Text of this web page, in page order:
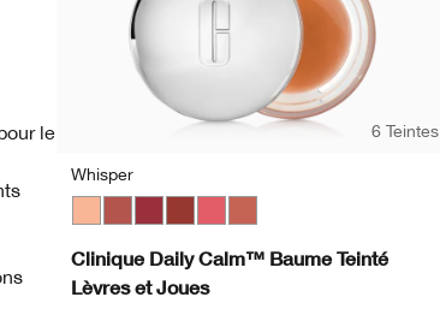
le
6 Teintes
Whisper
Clinique Daily Calm™ Baume Teinté
Lèvres et Joues